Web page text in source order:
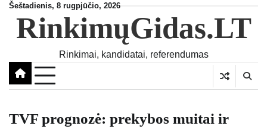
Skip
content
Šeštadienis, 8 rugpjūčio, 2026
RinkimųGidas.LT
Rinkimai, kandidatai, referendumas
TVF prognozė: prekybos muitai ir